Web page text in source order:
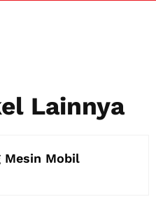
Lainnya
Mesin Mobil